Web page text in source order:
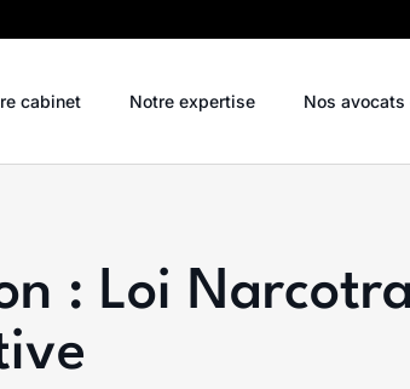
cabinet Notre expertise Nos
: Loi